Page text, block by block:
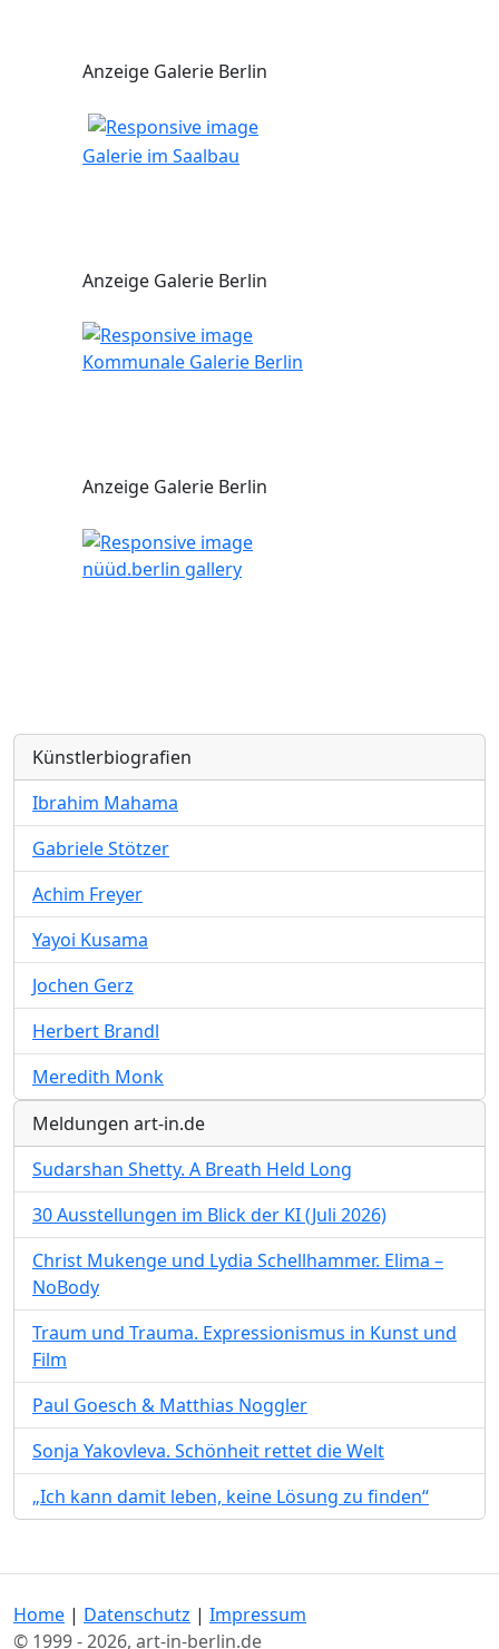
Anzeige Galerie Berlin
Galerie im Saalbau
Anzeige Galerie Berlin
Kommunale Galerie Berlin
Anzeige Galerie Berlin
nüüd.berlin gallery
Künstlerbiografien
Ibrahim Mahama
Gabriele Stötzer
Achim Freyer
Yayoi Kusama
Jochen Gerz
Herbert Brandl
Meredith Monk
Meldungen art-in.de
Sudarshan Shetty. A Breath Held Long
30 Ausstellungen im Blick der KI (Juli 2026)
Christ Mukenge und Lydia Schellhammer. Elima –
NoBody
Traum und Trauma. Expressionismus in Kunst und
Film
Paul Goesch & Matthias Noggler
Sonja Yakovleva. Schönheit rettet die Welt
„Ich kann damit leben, keine Lösung zu finden“
Home | Datenschutz | Impressum
© 1999 - 2026, art-in-berlin.de